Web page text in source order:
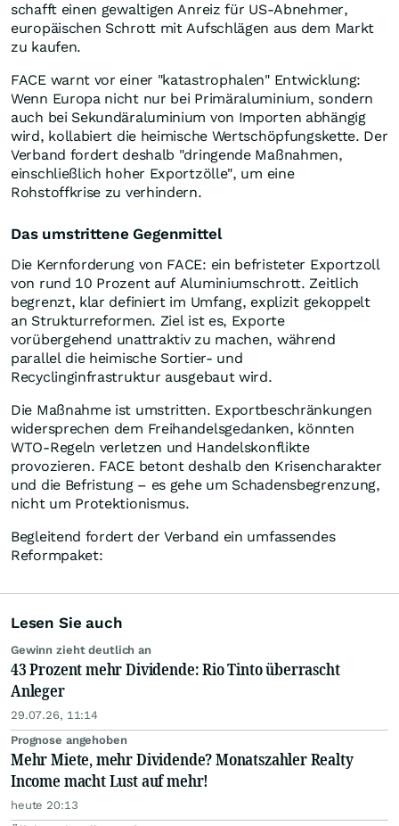
schafft einen gewaltigen Anreiz für US-Abnehmer,
europäischen Schrott mit Aufschlägen aus dem Markt
zu kaufen.
FACE warnt vor einer "katastrophalen" Entwicklung:
Wenn Europa nicht nur bei Primäraluminium, sondern
auch bei Sekundäraluminium von Importen abhängig
wird, kollabiert die heimische Wertschöpfungskette. Der
Verband fordert deshalb "dringende Maßnahmen,
einschließlich hoher Exportzölle", um eine
Rohstoffkrise zu verhindern.
Das umstrittene Gegenmittel
Die Kernforderung von FACE: ein befristeter Exportzoll
von rund 10 Prozent auf Aluminiumschrott. Zeitlich
begrenzt, klar definiert im Umfang, explizit gekoppelt
an Strukturreformen. Ziel ist es, Exporte
vorübergehend unattraktiv zu machen, während
parallel die heimische Sortier- und
Recyclinginfrastruktur ausgebaut wird.
Die Maßnahme ist umstritten. Exportbeschränkungen
widersprechen dem Freihandelsgedanken, könnten
WTO-Regeln verletzen und Handelskonflikte
provozieren. FACE betont deshalb den Krisencharakter
und die Befristung – es gehe um Schadensbegrenzung,
nicht um Protektionismus.
Begleitend fordert der Verband ein umfassendes
Reformpaket:
Lesen Sie auch
Gewinn zieht deutlich an
43 Prozent mehr Dividende: Rio Tinto überrascht
Anleger
29.07.26, 11:14
Prognose angehoben
Mehr Miete, mehr Dividende? Monatszahler Realty
Income macht Lust auf mehr!
heute 20:13